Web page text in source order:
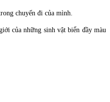
chuyến đi của mình.
của những sinh vật biển đầy màu